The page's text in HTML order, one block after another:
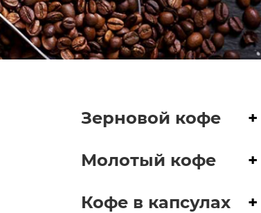
Зерновой кофе +
Молотый кофе +
Кофе в капсулах +